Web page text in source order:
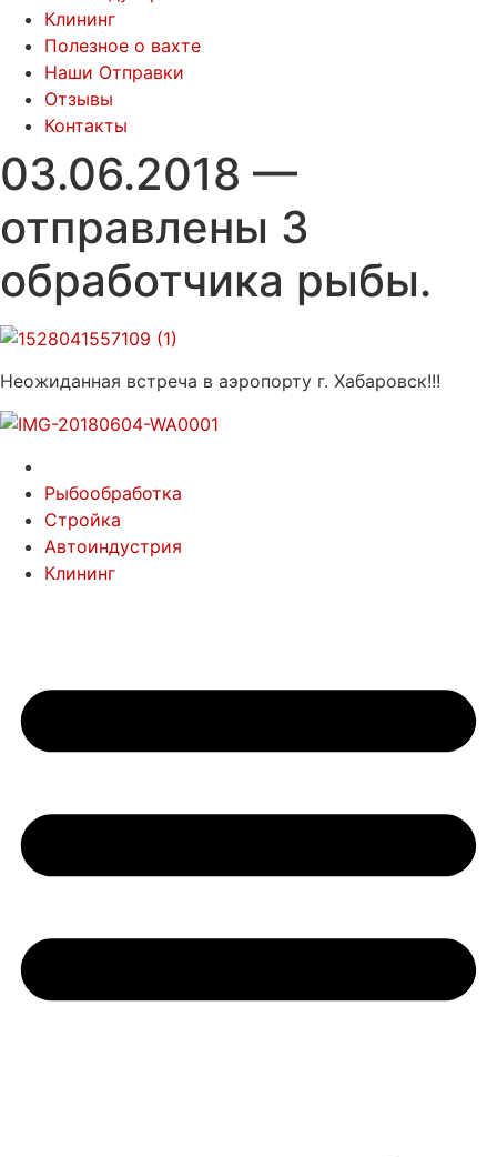
Клининг
Полезное о вахте
Наши Отправки
Отзывы
Контакты
03.06.2018 —
отправлены 3
обработчика рыбы.
Неожиданная встреча в аэропорту г. Хабаровск!!!
Рыбообработка
Стройка
Автоиндустрия
Клининг